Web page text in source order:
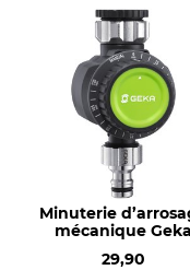
Minuterie
mécanique Geka
29,90